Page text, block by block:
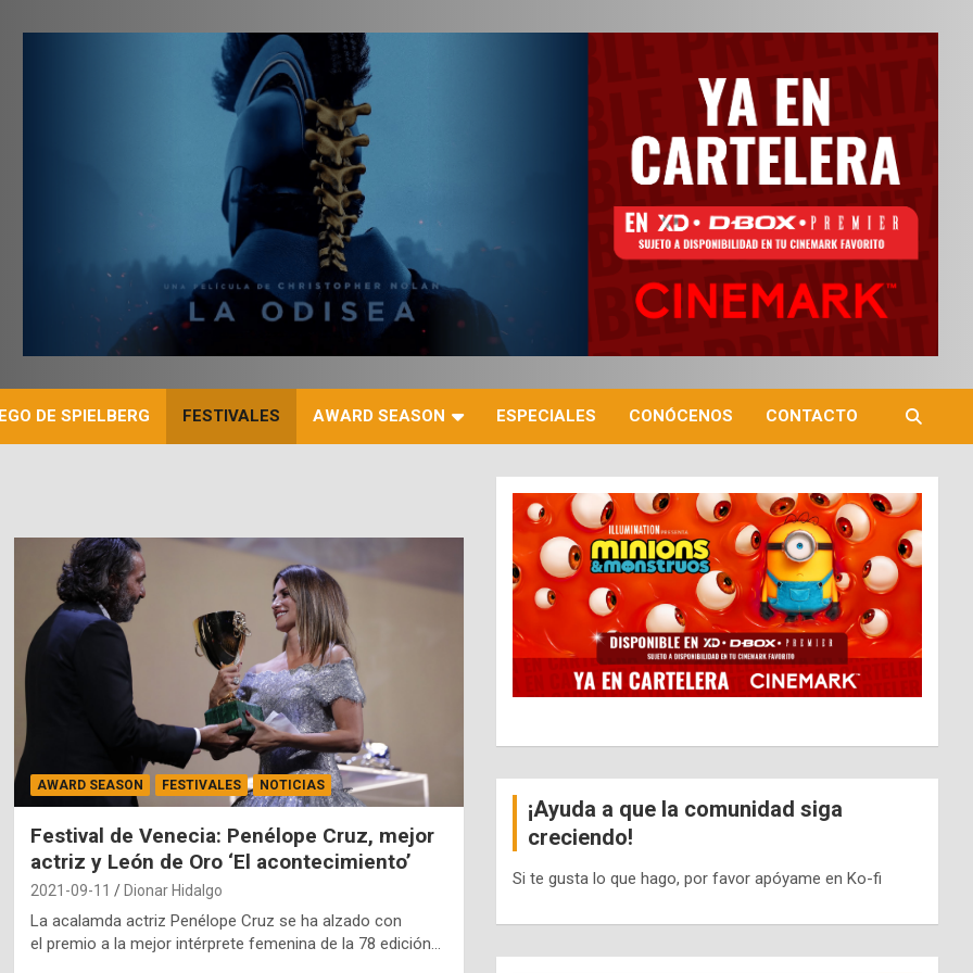
DE SPIELBERG FESTIVALES AWARD SEASON ESPECIALES CONÓCENOS CONTACTO
AWARD SEASON FESTIVALES NOTICIAS
Festival de Venecia: Penélope Cruz, mejor
actriz y León de Oro ‘El acontecimiento’
2021-09-11 Dionar Hidalgo
La acalamda actriz Penélope Cruz se ha alzado con
el premio a la mejor intérprete femenina de la 78 edición…
¡Ayuda a que la comunidad siga
creciendo!
Si te gusta lo que hago, por favor apóyame en Ko-fi